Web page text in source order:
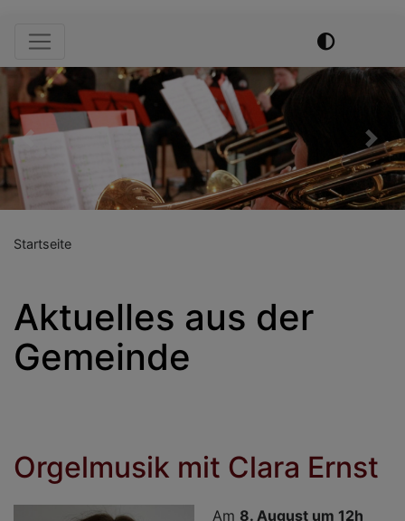
Hauptnavigation
Next
Startseite
Aktuelles aus der
Gemeinde
Orgelmusik mit Clara Ernst
Am 8. August um 12h